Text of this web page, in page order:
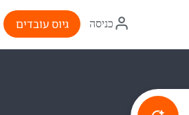
איקון
התחברות
כניסה גיוס עובדים